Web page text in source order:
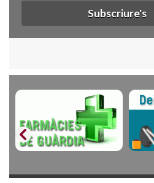
Subscriure's